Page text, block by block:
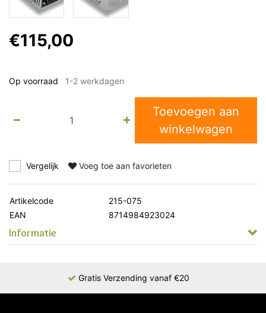
€115,00
Op voorraad 1-2 werkdagen
Toevoegen aan
winkelwagen
Vergelijk Voeg toe aan favorieten
Artikelcode
215-075
EAN
8714984923024
Informatie
Gratis Verzending vanaf €20